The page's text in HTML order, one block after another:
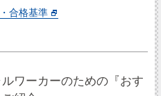
合格基準
ワーカーのための『おす